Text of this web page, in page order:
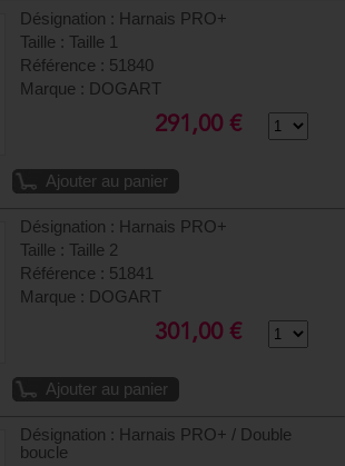
Désignation : Harnais PRO+
Taille : Taille 1
Référence : 51840
Marque : DOGART
291,00 €
Ajouter au panier
Désignation : Harnais PRO+
Taille : Taille 2
Référence : 51841
Marque : DOGART
301,00 €
Ajouter au panier
Désignation : Harnais PRO+ / Double
boucle